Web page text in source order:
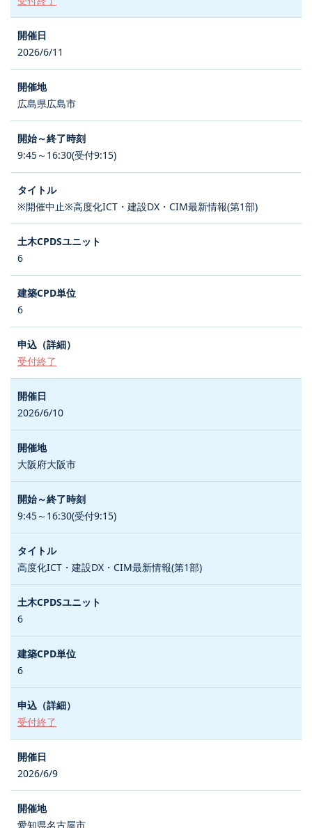
2026/6/11
広島県広島市
9:45～16:30(受付9:15)
※開催中止※高度化ICT・建設DX・CIM最新情報(第1部)
6
6
受付終了
2026/6/10
大阪府大阪市
9:45～16:30(受付9:15)
高度化ICT・建設DX・CIM最新情報(第1部)
6
6
受付終了
2026/6/9
愛知県名古屋市